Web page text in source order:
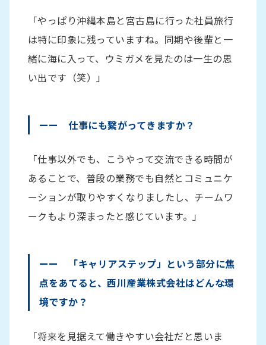
「やっぱり沖縄本島と宮古島に行った社員旅行
は特に印象に残っていますね。同期や後輩と一
緒に海に入って、ウミガメを見たのは一生の思
い出です（笑）」
ーー 仕事にも繋がってきますか？
「仕事以外でも、こうやって交流できる時間が
あることで、普段の業務でも自然とコミュニケ
ーションが取りやすくなりましたし、チームワ
ークもより深まったと感じています。」
ーー 「キャリアステップ」という部分に焦
点をあてると、西川産業株式会社はどんな環
境ですか？
「将来を見据えて働きやすい会社だと思いま